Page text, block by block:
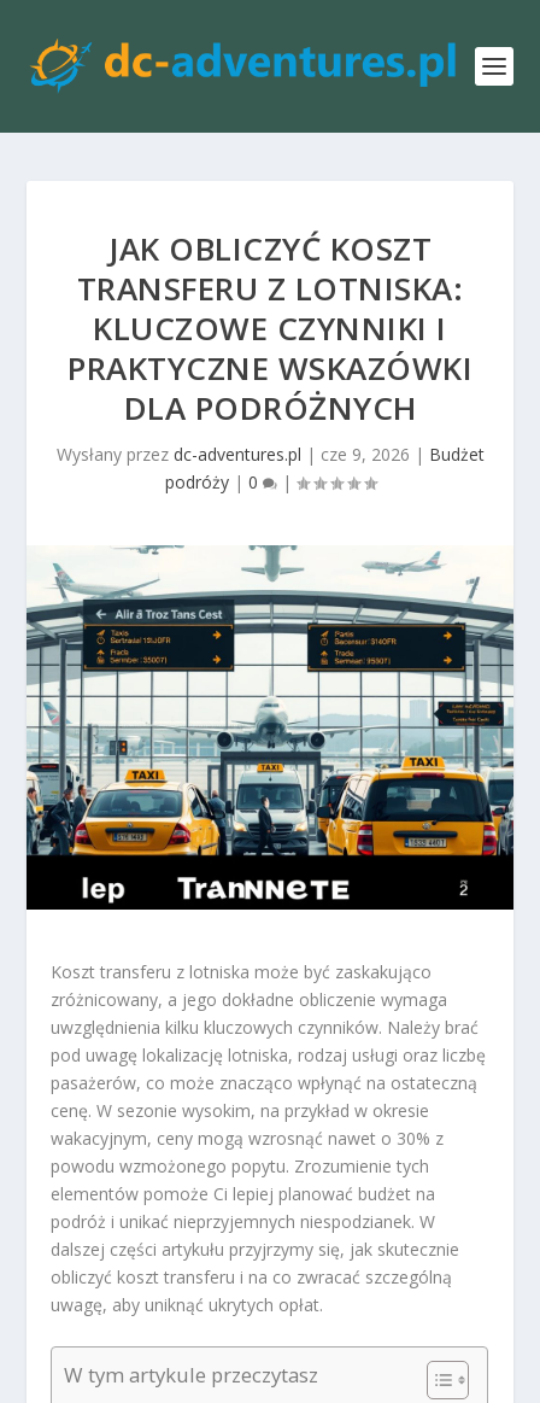
JAK OBLICZYĆ KOSZT
TRANSFERU Z LOTNISKA:
KLUCZOWE CZYNNIKI I
PRAKTYCZNE WSKAZÓWKI
DLA PODRÓŻNYCH
Wysłany przez dc-adventures.pl | cze 9, 2026 | Budżet
podróży| 0 |
Koszt transferu z lotniska może być zaskakująco
zróżnicowany, a jego dokładne obliczenie wymaga
uwzględnienia kilku kluczowych czynników. Należy brać
pod uwagę lokalizację lotniska, rodzaj usługi oraz liczbę
pasażerów, co może znacząco wpłynąć na ostateczną
cenę. W sezonie wysokim, na przykład w okresie
wakacyjnym, ceny mogą wzrosnąć nawet o 30% z
powodu wzmożonego popytu. Zrozumienie tych
elementów pomoże Ci lepiej planować budżet na
podróż i unikać nieprzyjemnych niespodzianek. W
dalszej części artykułu przyjrzymy się, jak skutecznie
obliczyć koszt transferu i na co zwracać szczególną
uwagę, aby uniknąć ukrytych opłat.
W tym artykule przeczytasz